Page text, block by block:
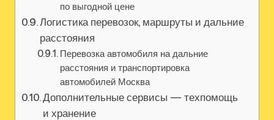
по выгодной цене
Логистика перевозок, маршруты и дальние
расстояния
Перевозка автомобиля на дальние
расстояния и транспортировка
автомобилей Москва
Дополнительные сервисы — техпомощь
и хранение